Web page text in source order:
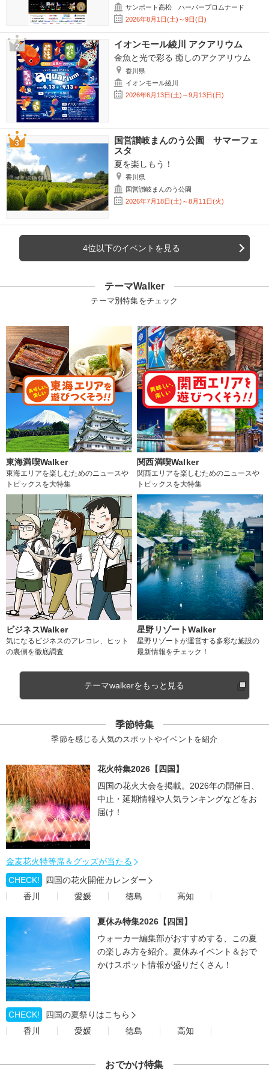
サンポート高松 ハーバープロムナード
2026年8月1日(土)～9日(日)
イオンモール綾川 アクアリウム
金魚と光で彩る 癒しのアクアリウム
香川県
イオンモール綾川
2026年6月13日(土)～9月13日(日)
国営讃岐まんのう公園 サマーフェ
スタ
夏を楽しもう！
香川県
国営讃岐まんのう公園
2026年7月18日(土)～8月11日(火)
4位以下のイベントを見る
テーマWalker
テーマ別特集をチェック
東海満喫Walker
東海エリアを楽しむためのニュースや
トピックスを大特集
関西満喫Walker
関西エリアを楽しむためのニュースや
トピックスを大特集
ビジネスWalker
気になるビジネスのアレコレ、ヒット
の裏側を徹底調査
星野リゾートWalker
星野リゾートが運営する多彩な施設の
最新情報をチェック！
テーマwalkerをもっと見る
季節特集
季節を感じる人気のスポットやイベントを紹介
花火特集2026【四国】
四国の花火大会を掲載。2026年の開催日、
中止・延期情報や人気ランキングなどをお
届け！
金麦花火特等席＆グッズが当たる
CHECK!
四国の花火開催カレンダー
香川
愛媛 徳島 高知
夏休み特集2026【四国】
ウォーカー編集部がおすすめする、この夏
の楽しみ方を紹介。夏休みイベント＆おで
かけスポット情報が盛りだくさん！
CHECK!
四国の夏祭りはこちら
香川
愛媛 徳島 高知
おでかけ特集